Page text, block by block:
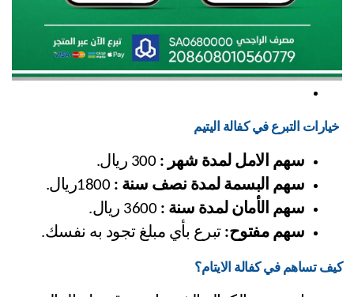
خيارات التبرع في كفالة اليتيم
سهم الامل لمدة شهر :
سهم البسمة لمدة نصف سنة :
سهم الأمان لمدة سنة :
سهم مفتوح: تبرع بأي مبلغ تجود به نفسك.
كيف تساهم في كفالة الايتام؟